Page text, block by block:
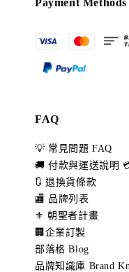
Payment Methods
FAQ
💡 常見問題 FAQ
🚚 付款與運送說明
🔃 退換貨條款
🏬 品牌列表
⚜️ 朝聖者計畫
🏢企業訂製
部落格 Blog
品牌知識庫 Brand